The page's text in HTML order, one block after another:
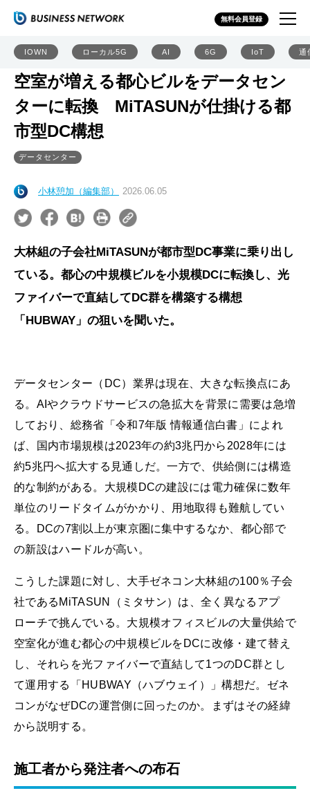
無料会員登録
IOWN ローカル5G AI 6G IoT 通
空室が増える都心ビルをデータセン
ターに転換 MiTASUNが仕掛ける都
市型DC構想
データセンター
小林憩加（編集部） 2026.06.05
大林組の子会社MiTASUNが都市型DC事業に乗り出し
ている。都心の中規模ビルを小規模DCに転換し、光
ファイバーで直結してDC群を構築する構想
「HUBWAY」の狙いを聞いた。
データセンター（DC）業界は現在、大きな転換点にあ
る。AIやクラウドサービスの急拡大を背景に需要は急増
しており、総務省「令和7年版 情報通信白書」によれ
ば、国内市場規模は2023年の約3兆円から2028年には
約5兆円へ拡大する見通しだ。一方で、供給側には構造
的な制約がある。大規模DCの建設には電力確保に数年
単位のリードタイムがかかり、用地取得も難航してい
る。DCの7割以上が東京圏に集中するなか、都心部で
の新設はハードルが高い。
こうした課題に対し、大手ゼネコン大林組の100％子会
社であるMiTASUN（ミタサン）は、全く異なるアプ
ローチで挑んでいる。大規模オフィスビルの大量供給で
空室化が進む都心の中規模ビルをDCに改修・建て替え
し、それらを光ファイバーで直結して1つのDC群とし
て運用する「HUBWAY（ハブウェイ）」構想だ。ゼネ
コンがなぜDCの運営側に回ったのか。まずはその経緯
から説明する。
施工者から発注者への布石